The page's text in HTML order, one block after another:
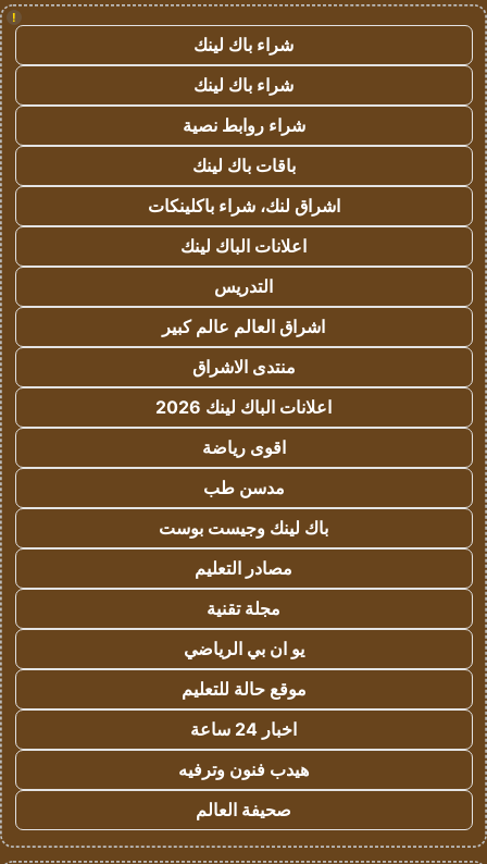
!
شراء باك لينك
شراء باك لينك
شراء روابط نصية
باقات باك لينك
اشراق لنك، شراء باكلينكات
اعلانات الباك لينك
التدريس
اشراق العالم عالم كبير
منتدى الاشراق
اعلانات الباك لينك 2026
اقوى رياضة
مدسن طب
باك لينك وجيست بوست
مصادر التعليم
مجلة تقنية
يو ان بي الرياضي
موقع حالة للتعليم
اخبار 24 ساعة
هيدب فنون وترفيه
صحيفة العالم